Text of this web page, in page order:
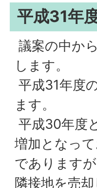
平成31年
議案の中か
します。
平成31年度
ます。
平成30年度
増加となっ
であります
隣接地を売